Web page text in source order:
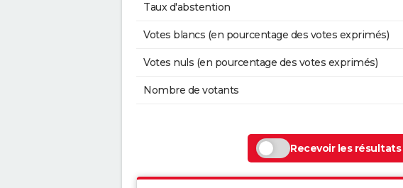
Taux d'abstention
Votes blancs (en pourcentage des votes exprimés)
Votes nuls (en pourcentage des votes exprimés)
Nombre de votants
Recevoir les résultats